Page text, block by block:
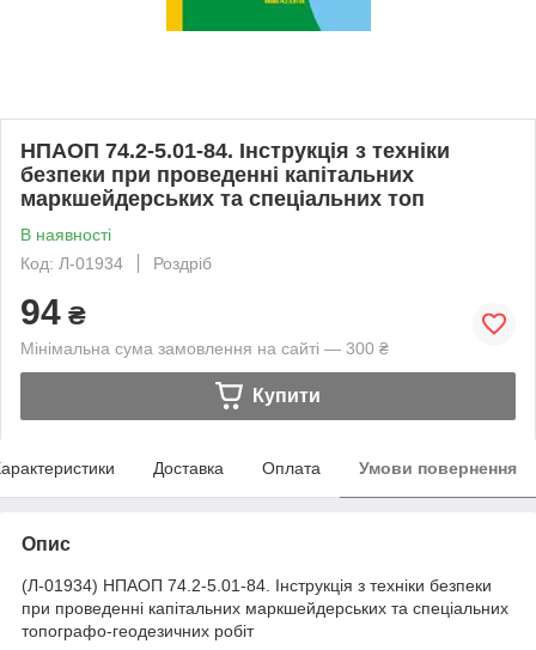
НПАОП 74.2-5.01-84. Інструкція з техніки
безпеки при проведенні капітальних
маркшейдерських та спеціальних топ
В наявності
Код: Л-01934
Роздріб
94 ₴
Мінімальна сума замовлення на сайті — 300 ₴
Купити
Доставка Оплата Умови повернення
Опис
(Л-01934) НПАОП 74.2-5.01-84. Інструкція з техніки безпеки
при проведенні капітальних маркшейдерських та спеціальних
топографо-геодезичних робіт